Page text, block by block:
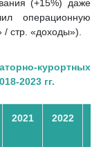
(+15%) даже
операционную
/ стр. «доходы»).
курортных
2023 гг.
2021 2022